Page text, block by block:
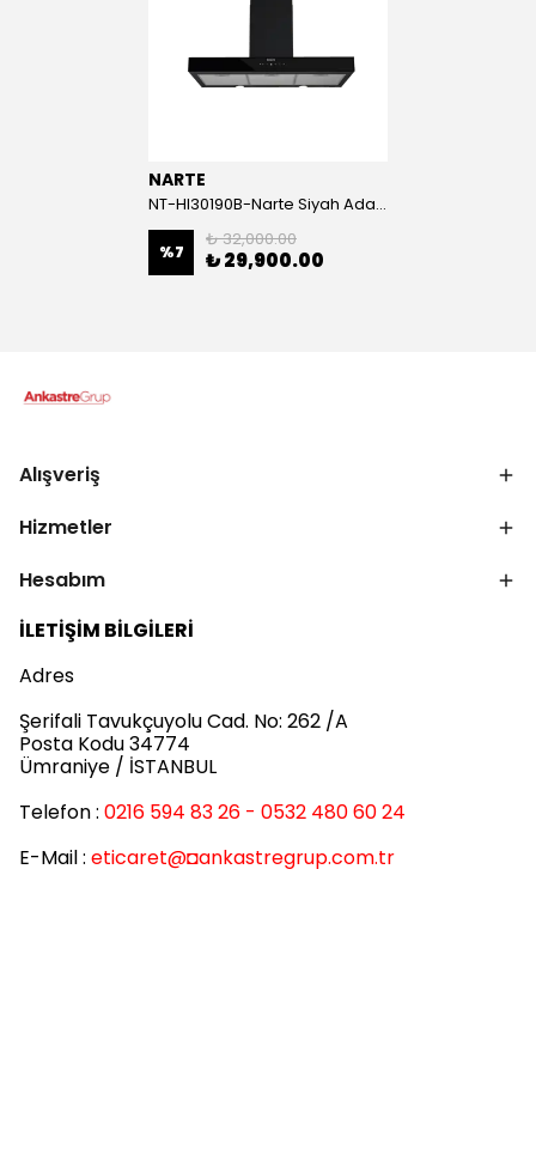
NARTE
NT-HI30190B-Narte Siyah Ada Tipi Davlumbaz
%7
₺ 32,000.00
₺ 29,900.00
Alışveriş
Hizmetler
Hesabım
İLETİŞİM BİLGİLERİ
Adres
Şerifali Tavukçuyolu Cad. No: 262 /A
Posta Kodu 34774
Ümraniye / İSTANBUL
Telefon : 0216 594 83 26 - 0532 480 60 24
E-Mail : eticaret@◘ankastregrup.com.tr